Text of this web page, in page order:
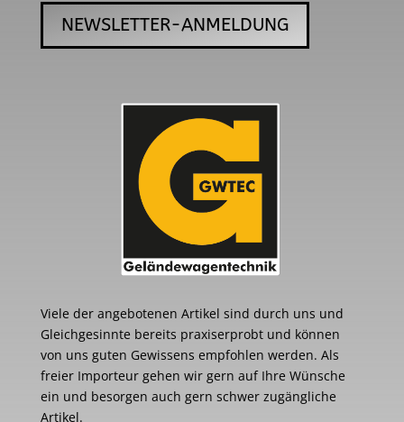
NEWSLETTER-ANMELDUNG
Viele der angebotenen Artikel sind durch uns und
Gleichgesinnte bereits praxiserprobt und können
von uns guten Gewissens empfohlen werden. Als
freier Importeur gehen wir gern auf Ihre Wünsche
ein und besorgen auch gern schwer zugängliche
Artikel.